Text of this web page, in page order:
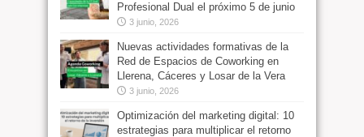
Profesional Dual el próximo 5 de junio
3 junio, 2026
Nuevas actividades formativas de la
Red de Espacios de Coworking en
Llerena, Cáceres y Losar de la Vera
3 junio, 2026
Optimización del marketing digital: 10
estrategias para multiplicar el retorno